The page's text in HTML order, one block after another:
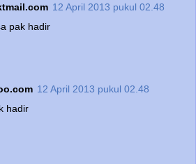
12 April 2013 pukul 02.48
pak hadir
12 April 2013 pukul 02.48
hadir